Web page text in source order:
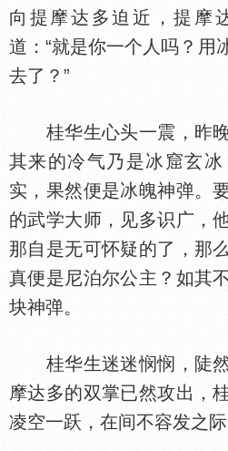
向提摩达多迫近，提摩
道：“就是你一个人吗？用
去了？”
桂华生心头一震，昨晚
其来的冷气乃是冰窟玄
实，果然便是冰魄神弹。
的武学大师，见多识广，
那自是无可怀疑的了，那
真便是尼泊尔公主？如其
块神弹。
桂华生迷迷悯悯，陡
摩达多的双掌已然攻出，
凌空一跃，在间不容发之